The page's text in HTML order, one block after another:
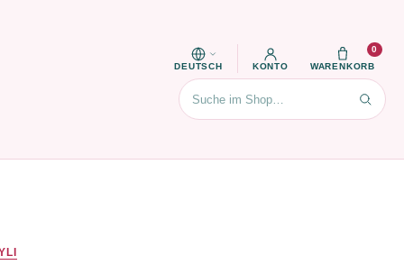
DEUTSCH KONTO WARENKORB
0
Suchen